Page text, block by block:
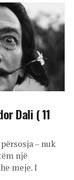
Dali ( 11
– nuk
një
meje. I